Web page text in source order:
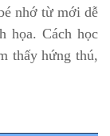
nhớ từ mới dễ
họa. Cách học
thấy hứng thú,